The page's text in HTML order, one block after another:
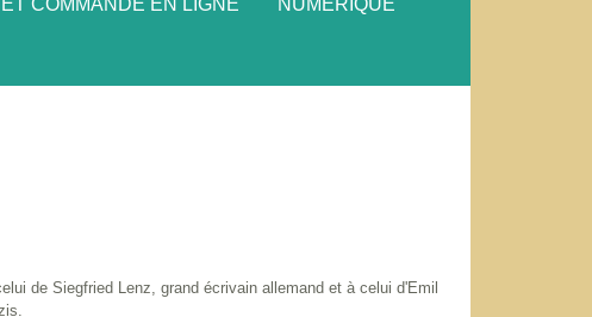
COMMANDE EN LIGNE NUMÉRIQUE
de Siegfried Lenz, grand écrivain allemand et à celui d'Emil